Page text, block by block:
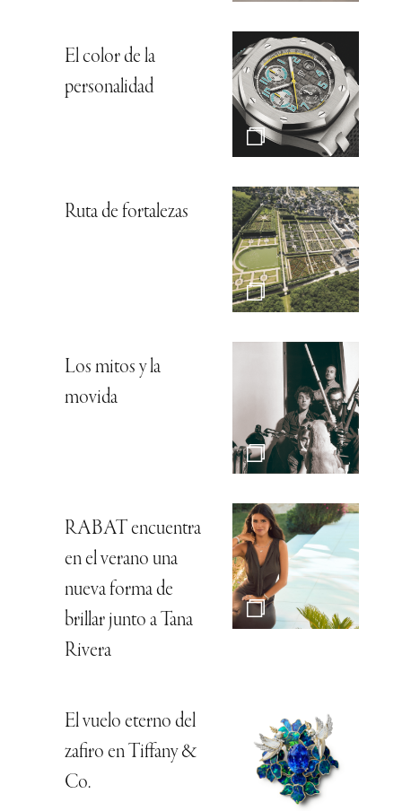
El color de la
personalidad
Ruta de fortalezas
Los mitos y la
movida
RABAT encuentra
en el verano una
nueva forma de
brillar junto a Tana
Rivera
El vuelo eterno del
zafiro en Tiffany &
Co.